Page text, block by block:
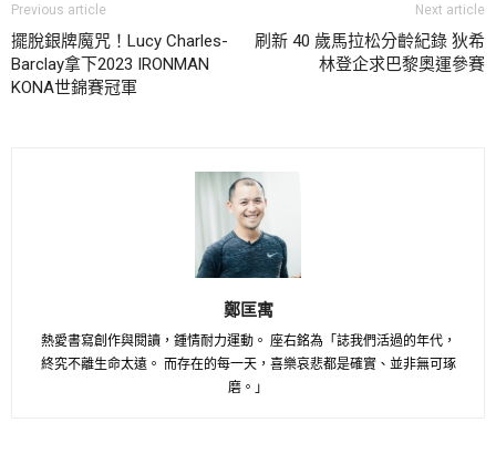
Previous article
擺脫銀牌魔咒！Lucy Charles-
Barclay拿下2023 IRONMAN
KONA世錦賽冠軍
Next article
刷新 40 歲馬拉松分齡紀錄 狄希
林登企求巴黎奧運參賽
鄭匡寓
熱愛書寫創作與閱讀，鍾情耐力運動。 座右銘為「誌我們活過的年代，
終究不離生命太遠。 而存在的每一天，喜樂哀悲都是確實、並非無可琢
磨。」